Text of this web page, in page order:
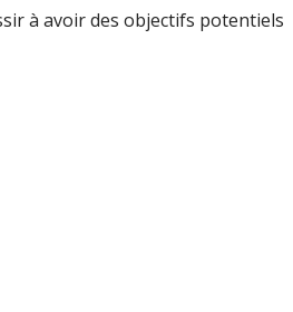
à avoir des objectifs potentiels